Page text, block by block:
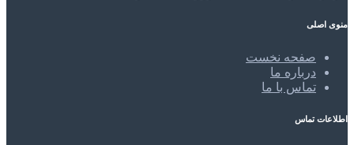
منوی اصلی
صفحه نخست
درباره ما
تماس با ما
اطلاعات تماس